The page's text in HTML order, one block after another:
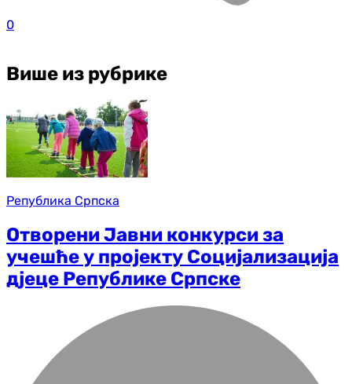
0
Више из рубрике
Република Српска
Отворени Јавни конкурси за
учешће у пројекту Социјализација
дјеце Републике Српске